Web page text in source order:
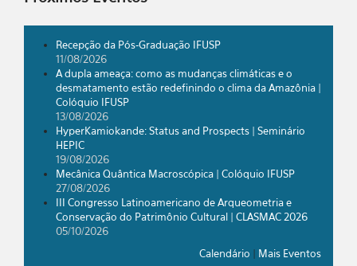
Recepção da Pós-Graduação IFUSP
11/08/2026
A dupla ameaça: como as mudanças climáticas e o
desmatamento estão redefinindo o clima da Amazônia |
Colóquio IFUSP
13/08/2026
HyperKamiokande: Status and Prospects | Seminário
HEPIC
19/08/2026
Mecânica Quântica Macroscópica | Colóquio IFUSP
27/08/2026
III Congresso Latinoamericano de Arqueometria e
Conservação do Patrimônio Cultural | CLASMAC 2026
05/10/2026
Calendário | Mais Eventos